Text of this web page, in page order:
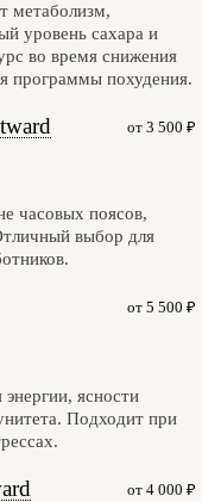
метаболизм,
уровень сахара и
во время снижения
программы похудения.
от 3 500 ₽
часовых поясов,
выбор для
от 5 500 ₽
ясности
Подходит при
от 4 000 ₽